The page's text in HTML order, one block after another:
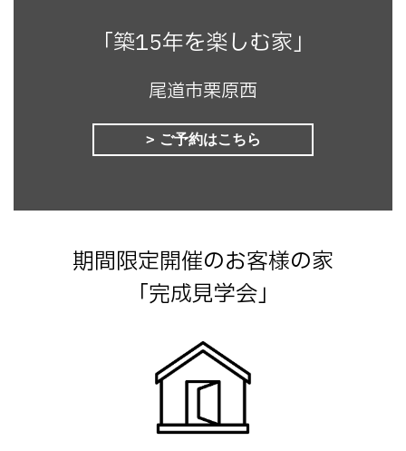
「築15年を楽しむ家」
尾道市栗原西
ご予約はこちら
期間限定開催のお客様の家
「完成見学会」